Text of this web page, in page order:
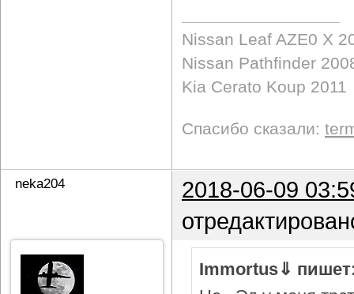
Nissan Leaf AZE0 X
Nissan Pathfinder
Kia Cerato Koup 2011
Спасибо сказали:
neka204
2018-06-09
Immortus⇓